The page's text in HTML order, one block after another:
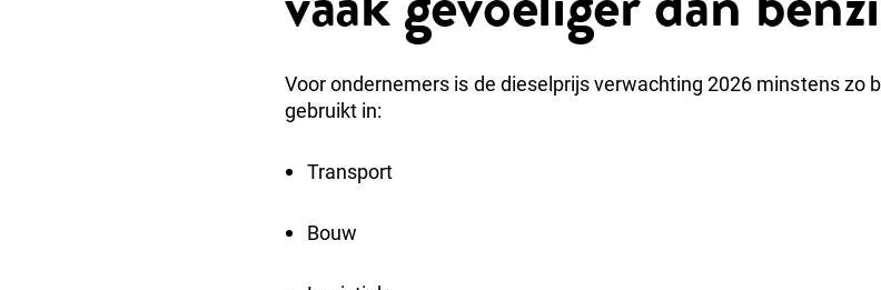
Voor ondernemers is de dieselprijs verwachting 2026 minstens zo
gebruikt in:
Transport
Bouw